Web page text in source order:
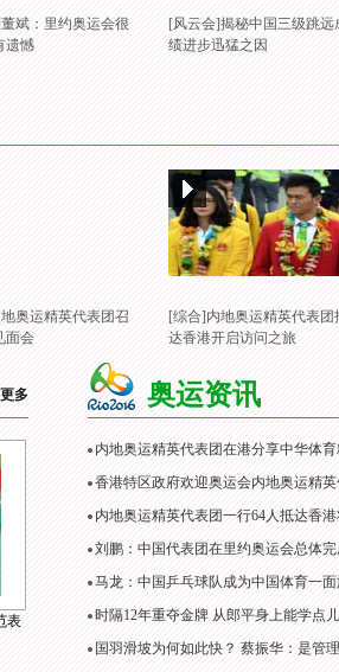
斌：里约奥运会很
遗憾
[风云会]揭秘中国三级跳远
绩进步迅猛之因
奥运精英代表团召
面会
[综合]内地奥运精英代表团
达香港开启访问之旅
更多
表
奥运资讯
内地奥运精英代表团在港分享中华体
香港特区政府欢迎奥运会内地奥运精
内地奥运精英代表团一行64人抵达香
刘鹏：中国代表团在里约奥运会总体完
马龙：中国乒乓球队成为中国体育一
时隔12年重夺金牌 从郎平身上能学点
国羽滑坡为何如此快？ 蔡振华：是管